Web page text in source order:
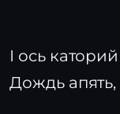
І ось
Дождь апять,